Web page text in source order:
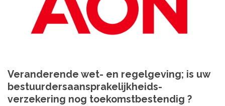
Veranderende wet- en regelgeving; is uw
bestuurdersaansprakelijkheids-
verzekering nog toekomstbestendig ?